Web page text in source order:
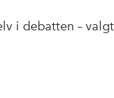
i debatten –